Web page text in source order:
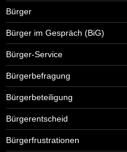
Bürger
Bürger im Gespräch (BiG)
Bürger-Service
Bürgerbefragung
Bürgerbeteiligung
Bürgerentscheid
Bürgerfrustrationen